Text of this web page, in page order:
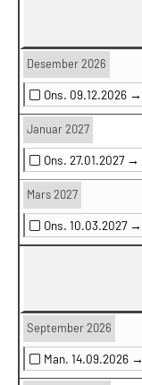
Desember 2026
Ons. 09.12.2026 →
Januar 2027
Ons. 27.01.2027 →
Mars 2027
Ons. 10.03.2027 →
September 2026
Man. 14.09.2026 →